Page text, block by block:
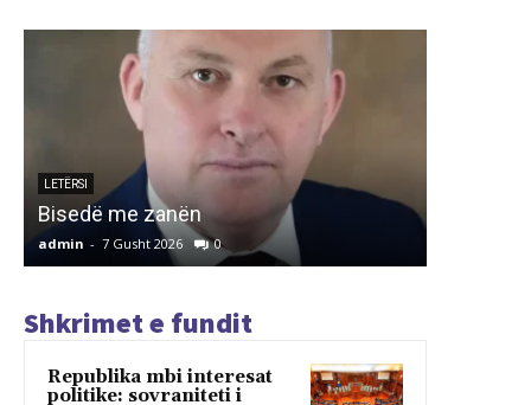
LETËRSI
Bisedë me zanën
admin - 7 Gusht 2026 0
Shkrimet e fundit
Republika mbi interesat
politike: sovraniteti i